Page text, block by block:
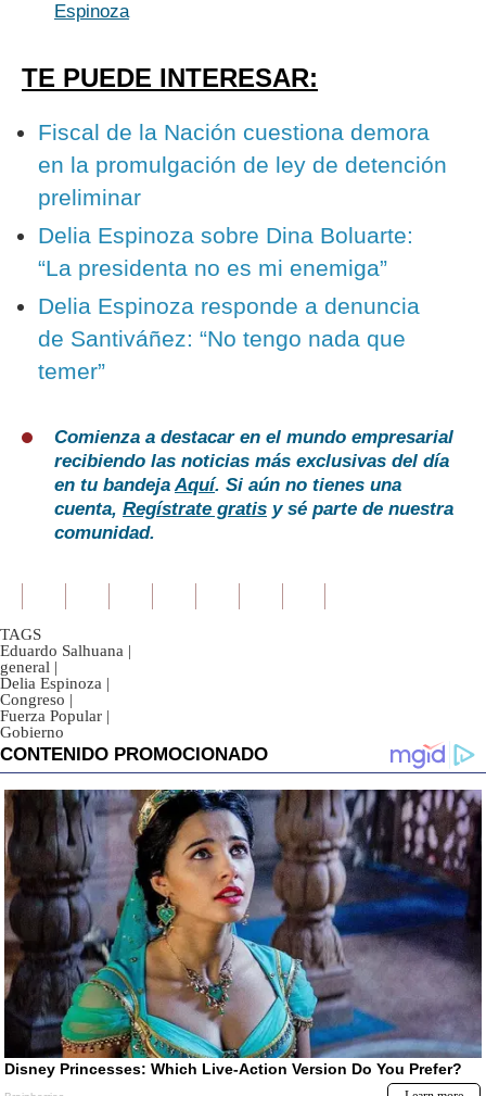
Espinoza
TE PUEDE INTERESAR:
Fiscal de la Nación cuestiona demora
en la promulgación de ley de detención
preliminar
Delia Espinoza sobre Dina Boluarte:
“La presidenta no es mi enemiga”
Delia Espinoza responde a denuncia
de Santiváñez: “No tengo nada que
temer”
Comienza a destacar en el mundo empresarial
recibiendo las noticias más exclusivas del día
en tu bandejaAquí. Si aún no tienes una
cuenta, Regístrate gratis y sé parte de nuestra
comunidad.
TAGS
Eduardo Salhuana |
general |
Delia Espinoza |
Congreso |
Fuerza Popular |
Gobierno